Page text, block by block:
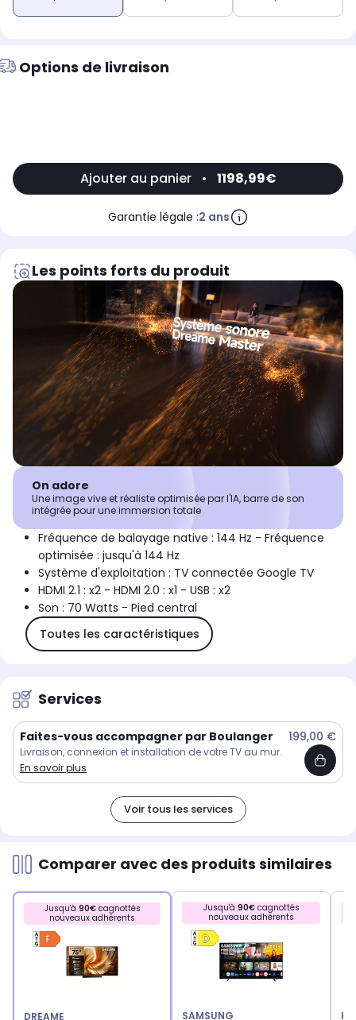
Options de livraison
Ajouter au panier • 1198,99€
Garantie légale :2 ans
Les points forts du produit
On adore
Une image vive et réaliste optimisée par l'IA, barre de son
intégrée pour une immersion totale
Fréquence de balayage native : 144 Hz - Fréquence
optimisée : jusqu'à 144 Hz
Système d'exploitation : TV connectée Google TV
HDMI 2.1 : x2 - HDMI 2.0 : x1 - USB : x2
Son : 70 Watts - Pied central
Toutes les caractéristiques
Services
Faites-vous accompagner par Boulanger 199,00 €
Livraison, connexion et installation de votre TV au mur.
En savoir plus
Voir tous les services
Comparer avec des produits similaires
Jusqu'à 90€cagnottés
nouveaux adhérents
DREAME
Jusqu'à 90€cagnottés
nouveaux adhérents
SAMSUNG